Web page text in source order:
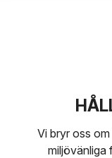
Vi bryr oss
miljövänliga